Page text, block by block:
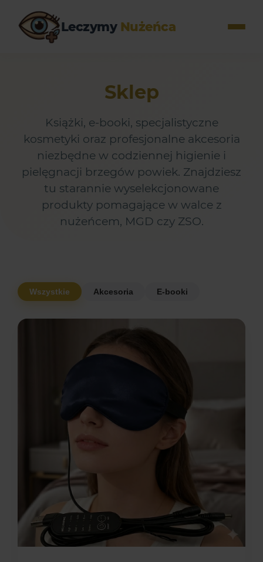
Leczymy Nużeńca
Sklep
Książki, e-booki, specjalistyczne
kosmetyki oraz profesjonalne akcesoria
niezbędne w codziennej higienie i
pielęgnacji brzegów powiek. Znajdziesz
tu starannie wyselekcjonowane
produkty pomagające w walce z
nużeńcem, MGD czy ZSO.
Wszystkie Akcesoria E-booki